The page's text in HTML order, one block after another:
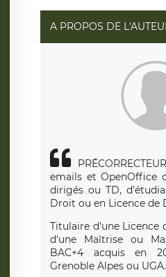
A PROPOS DE
emails et OpenOffice
dirigés ou TD,
Droit ou en Licence de
Titulaire d'une Licence
d'une Maîtrise ou
BAC+4 acquis en
Grenoble Alpes ou UGA.